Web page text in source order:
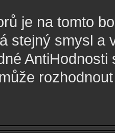
je na tomto
stejný smysl a